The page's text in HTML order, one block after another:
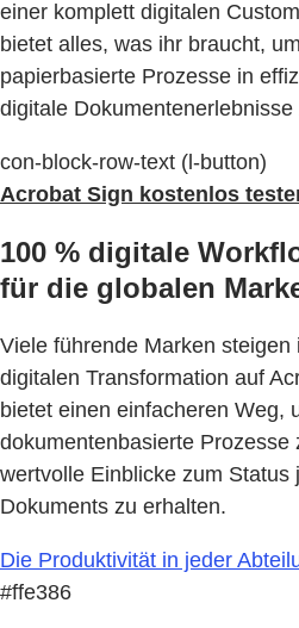
einer komplett digitalen
bietet alles, was ihr braucht,
papierbasierte Prozesse in
digitale
con-block-row-text (l-button)
Acrobat Sign kostenlos
100 % digitale
für die globalen
Viele führende Marken steigen
digitalen Transformation auf
bietet einen einfacheren Weg,
dokumentenbasierte Prozesse
wertvolle Einblicke zum Status
Dokuments zu erhalten.
Die Produktivität in jeder
#ffe386